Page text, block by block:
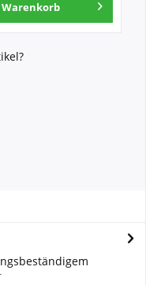
Warenkorb